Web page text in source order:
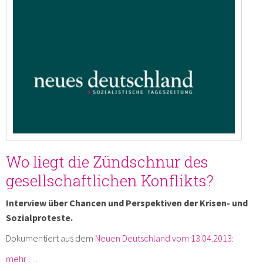
Wo liegt die Zündschnur des
gesellschaftlichen Konflikts?
Interview über Chancen und Perspektiven der Krisen- und
Sozialproteste.
Dokumentiert aus dem Neuen Deutschland vom 13.04.2013:
mehr …